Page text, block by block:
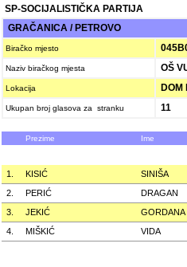
SP-SOCIJALISTIČKA PARTIJA
GRAČANICA / PETROVO
Biračko mjesto
Naziv biračkog mjesta OŠ
Lokacija DOM
Ukupan broj glasova za stranku 11
Prezime Ime
1. KISIĆ
SINIŠA
2.
PERIĆ
DRAGAN
3.
JEKIĆ
GORDANA
4.
MIŠKIĆ VIDA